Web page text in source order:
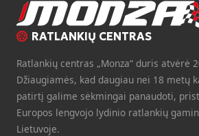
RATLANKIŲ CENTRAS
Ratlankių centras „Monza“ duris atvėrė
Džiaugiamės, kad daugiau nei 18 metų
patirtį galime sėkmingai panaudoti,
Europos lengvojo lydinio ratlankių
Lietuvoje.